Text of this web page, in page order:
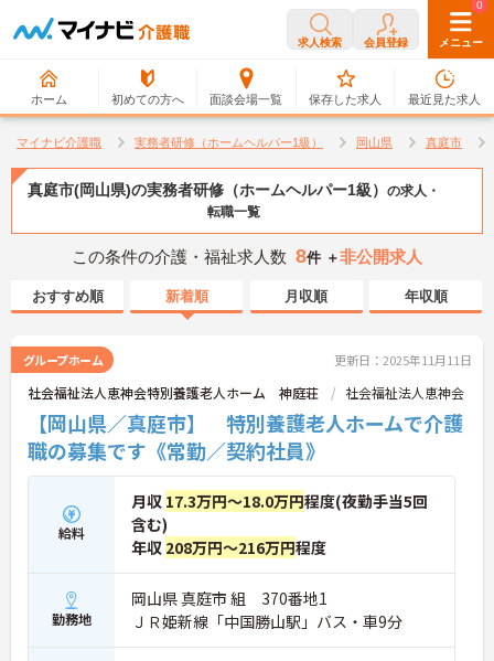
求人検索 会員登録 メニュー
ホーム 初めての方へ 面談会場一覧
0
保存した求人
0
最近見た求人
マイナビ介護職 実務者研修（ホームヘルパー1級） 岡山県 真庭市
真庭市(岡山県)の実務者研修（ホームヘルパー1級） の求人・
転職一覧
この条件の介護・福祉求人数 8件 ＋非公開求人
おすすめ順 新着順 月収順 年収順
グループホーム 更新日：2025年11月11日
社会福祉法人恵神会特別養護老人ホーム 神庭荘 社会福祉法人恵神会
【岡山県／真庭市】 特別養護老人ホームで介護
職の募集です《常勤／契約社員》
給料
月収 17.3万円～18.0万円程度(夜勤手当5回
含む)
年収 208万円～216万円程度
勤務地
岡山県 真庭市 組 370番地1
ＪＲ姫新線「中国勝山駅」バス・車9分